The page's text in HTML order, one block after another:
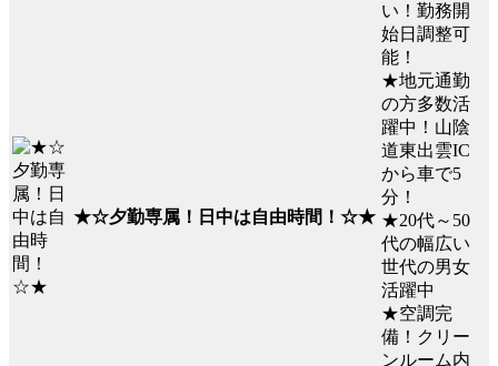
★☆夕勤専属！日中は自由時間！☆★
い！勤務開
始日調整可
能！
★地元通勤
の方多数活
躍中！山陰
道東出雲IC
から車で5
分！
★20代～50
代の幅広い
世代の男女
活躍中
★空調完
備！クリー
ンルーム内